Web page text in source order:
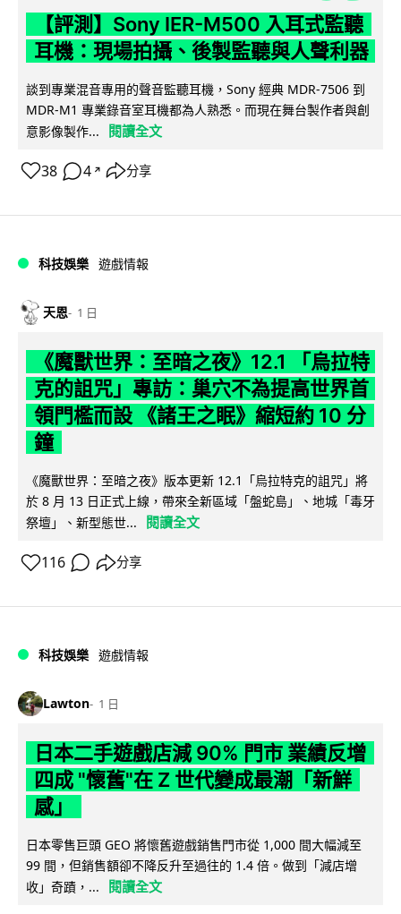
【評測】Sony IER-M500 入耳式監聽
耳機：現場拍攝、後製監聽與人聲利器
談到專業混音專用的聲音監聽耳機，Sony 經典 MDR-7506 到
MDR-M1 專業錄音室耳機都為人熟悉。而現在舞台製作者與創
意影像製作...
閱讀全文
38 4 ↗ 分享
科技娛樂 遊戲情報
天恩 1 日
《魔獸世界：至暗之夜》12.1 「烏拉特
克的詛咒」專訪：巢穴不為提高世界首
領門檻而設 《諸王之眠》縮短約 10 分
鐘
《魔獸世界：至暗之夜》版本更新 12.1「烏拉特克的詛咒」將
於 8 月 13 日正式上線，帶來全新區域「盤蛇島」、地城「毒牙
祭壇」、新型態世...
閱讀全文
116 分享
科技娛樂 遊戲情報
Lawton 1 日
日本二手遊戲店減 90% 門市 業績反增
四成 "懷舊"在 Z 世代變成最潮「新鮮
感」
日本零售巨頭 GEO 將懷舊遊戲銷售門市從 1,000 間大幅減至
99 間，但銷售額卻不降反升至過往的 1.4 倍。做到「減店增
收」奇蹟，...
閱讀全文